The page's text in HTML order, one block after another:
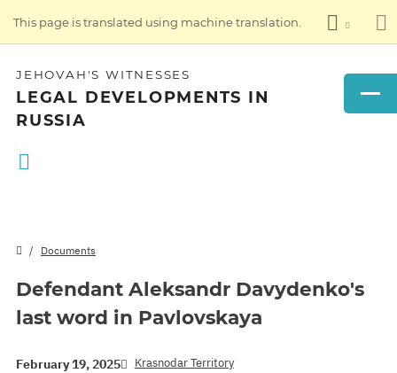
This page is translated using machine translation.
JEHOVAH'S WITNESSES
LEGAL DEVELOPMENTS IN
RUSSIA
Documents
Defendant Aleksandr Davydenko's
last word in Pavlovskaya
February 19, 2025 Krasnodar Territory